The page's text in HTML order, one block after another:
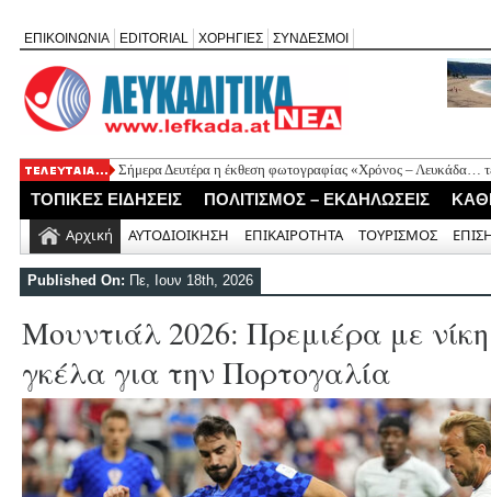
ΕΠΙΚΟΙΝΩΝΙΑ EDITORIAL ΧΟΡΗΓΙΕΣ ΣΥΝΔΕΣΜΟΙ
Σήμερα Δευτέρα η έκθεση φωτογραφίας «Χρόνος – Λευκάδα…
Ψήφισμα διαμαρτυρίας των κατοίκων Καβάλου για την έλλειψη
«Έφυγε» σε ηλικία 74 ετών ο ηθοποιός Νίκος Καλογερόπουλος
Η Λευκάδα τίμησε τον δικό της Ηλία Λογοθέτη σε μια βραδιά
ΤΟΠΙΚΕΣ ΕΙΔΗΣΕΙΣ ΠΟΛΙΤΙΣΜΟΣ – ΕΚΔΗΛΩΣΕΙΣ
Αρχική ΑΥΤΟΔΙΟΙΚΗΣΗ ΕΠΙΚΑΙΡΟΤΗΤΑ ΤΟΥΡΙΣΜΟΣ
Published On: Πε, Ιουν 18th, 2026
Μουντιάλ 2026: Πρεμιέρα με
γκέλα για την Πορτογαλία